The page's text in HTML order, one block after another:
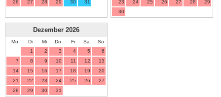
26
27 28 29 30 31
23
24 25 26 27 28
29
30
Dezember 2026
Mo Di Mi Do Fr Sa
So
1
2 3 4 5
6
7
8 9 10 11 12
13
14
15 16 17 18 19
20
21
22 23 24 25 26
27
28
29 30 31